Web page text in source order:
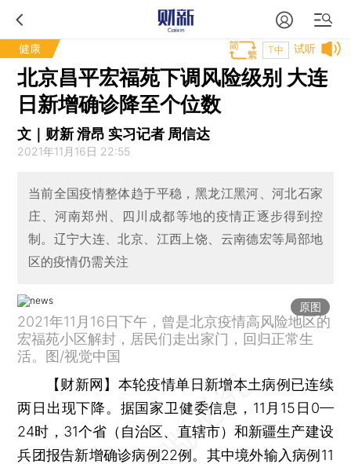
健康 试听
T中
北京昌平宏福苑下调风险级别 大连
日新增确诊降至个位数
文｜财新 滑昂 实习记者 周信达
2021年11月16日 22:55
当前全国疫情整体趋于平稳，黑龙江黑河、河北石家
庄、河南郑州、四川成都等地的疫情正逐步得到控
制。辽宁大连、北京、江西上饶、云南德宏等局部地
区的疫情仍需关注
原图
2021年11月16日下午，曾是北京疫情高风险地区的
宏福苑小区解封，居民们走出家门，回归正常生
活。图/视觉中国
【财新网】 本轮疫情单日新增本土病例已连续
两日出现下降。据国家卫健委信息，11月15日0—
24时，31个省（自治区、直辖市）和新疆生产建设
兵团报告新增确诊病例22例。其中境外输入病例11